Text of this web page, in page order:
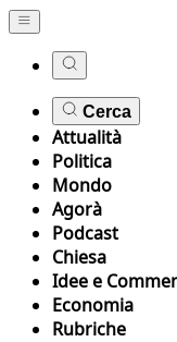
Cerca
Attualità
Politica
Mondo
Agorà
Podcast
Chiesa
Idee e
Economia
Rubriche